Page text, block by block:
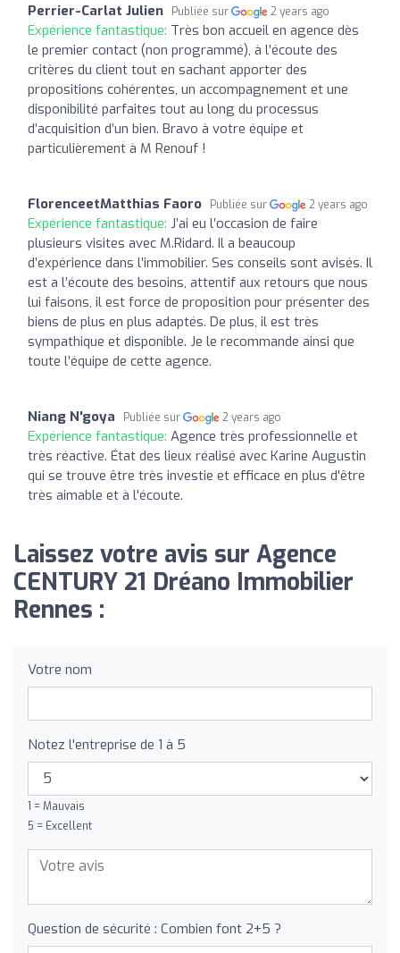
Perrier-Carlat Julien Publiée sur 2 years ago
Expérience fantastique: Très bon accueil en agence dès
le premier contact (non programmé), à l’écoute des
critères du client tout en sachant apporter des
propositions cohérentes, un accompagnement et une
disponibilité parfaites tout au long du processus
d’acquisition d’un bien. Bravo à votre équipe et
particulièrement à M Renouf !
FlorenceetMatthias Faoro Publiée sur 2 years ago
Expérience fantastique: J’ai eu l’occasion de faire
plusieurs visites avec M.Ridard. Il a beaucoup
d’expérience dans l’immobilier. Ses conseils sont avisés. Il
est a l’écoute des besoins, attentif aux retours que nous
lui faisons, il est force de proposition pour présenter des
biens de plus en plus adaptés. De plus, il est très
sympathique et disponible. Je le recommande ainsi que
toute l’équipe de cette agence.
Niang N'goya Publiée sur 2 years ago
Expérience fantastique: Agence très professionnelle et
très réactive. État des lieux réalisé avec Karine Augustin
qui se trouve être très investie et efficace en plus d'être
très aimable et à l'écoute.
Laissez votre avis sur Agence
CENTURY 21 Dréano Immobilier
Rennes :
Votre nom
Notez l'entreprise de 1 à 5
1 = Mauvais
5 = Excellent
Question de sécurité : Combien font 2+5 ?